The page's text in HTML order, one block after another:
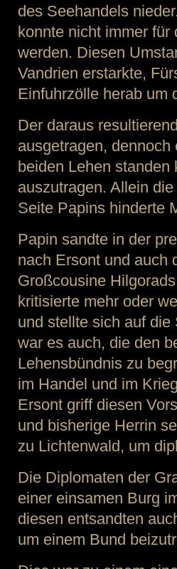
des Seehandels
konnte nicht immer
werden. Diesen
Vandrien erstarkte,
Einfuhrzölle herab um
Der daraus
ausgetragen,
beiden Lehen
auszutragen. Allein
Seite Papins hinderte
Papin sandte in der
nach Ersont und auch
Großcousine
kritisierte mehr oder
und stellte sich auf
war es auch, die den
Lehensbündnis zu
im Handel und im
Ersont griff diesen
und bisherige Herrin
zu Lichtenwald, um
Die Diplomaten der
einer einsamen Burg
diesen entsandten
um einem Bund